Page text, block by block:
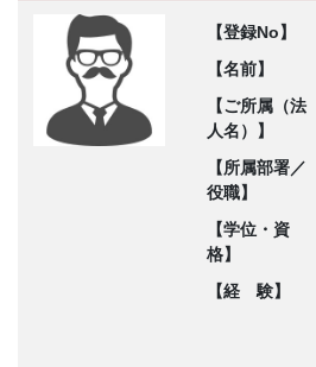
【登録No】
【名前】
【ご所属（法
人名）】
【所属部署／
役職】
【学位・資
格】
【経 験】